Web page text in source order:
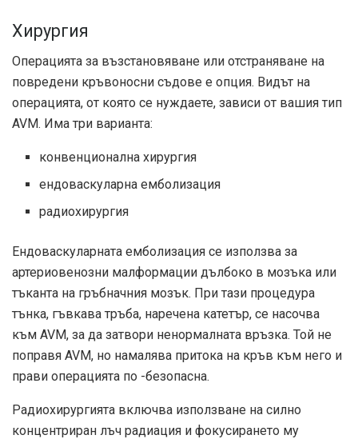
Хирургия
Операцията за възстановяване или отстраняване на
повредени кръвоносни съдове е опция. Видът на
операцията, от която се нуждаете, зависи от вашия тип
AVM. Има три варианта:
конвенционална хирургия
ендоваскуларна емболизация
радиохирургия
Ендоваскуларната емболизация се използва за
артериовенозни малформации дълбоко в мозъка или
тъканта на гръбначния мозък. При тази процедура
тънка, гъвкава тръба, наречена катетър, се насочва
към AVM, за да затвори ненормалната връзка. Той не
поправя AVM, но намалява притока на кръв към него и
прави операцията по -безопасна.
Радиохирургията включва използване на силно
концентриран лъч радиация и фокусирането му